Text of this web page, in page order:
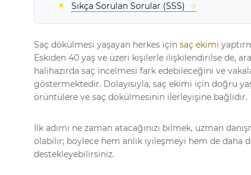
Sıkça Sorulan Sorular (SSS)
Saç dökülmesi yaşayan herkes için saç ekimi
Eskiden 40 yaş ve üzeri kişilerle ilişkilendirilse de,
halihazırda saç incelmesi fark edebileceğini ve
göstermektedir. Dolayısıyla, saç ekimi için doğru
örüntülere ve saç dökülmesinin ilerleyişine bağlıdır.
İlk adımı ne zaman atacağınızı bilmek, uzman
olabilir; böylece hem anlık iyileşmeyi hem de daha
destekleyebilirsiniz.